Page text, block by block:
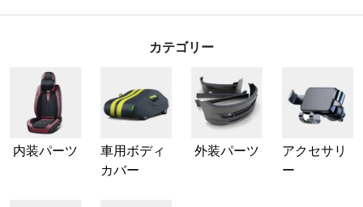
カテゴリー
内装パーツ
車用ボディ
カバー
外装パーツ
アクセサリ
ー